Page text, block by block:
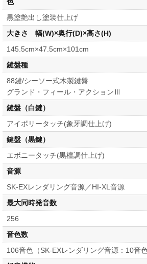
黒塗艶出し塗装仕上げ
大きさ 幅(W)×奥行(D)×高さ(H)
145.5cm×47.5cm×101cm
鍵盤種
88鍵/シーソー式木製鍵盤
グランド・フィール・アクションⅢ
鍵盤（白鍵）
アイボリータッチ(象牙調仕上げ)
鍵盤（黒鍵）
エボニータッチ(黒檀調仕上げ)
音源
SK-EXレンダリング音源／HI-XL音源
最大同時発音数
256
音色数
106音色（SK-EXレンダリング音源：10音色